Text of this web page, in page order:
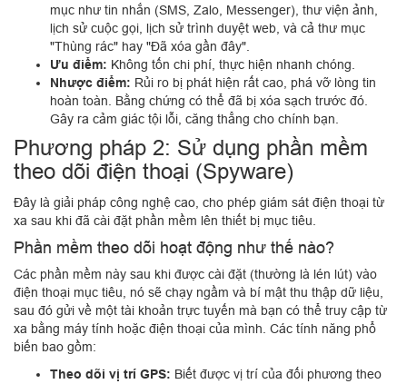
mục như tin nhắn (SMS, Zalo, Messenger), thư viện ảnh,
lịch sử cuộc gọi, lịch sử trình duyệt web, và cả thư mục
"Thùng rác" hay "Đã xóa gần đây".
Ưu điểm: Không tốn chi phí, thực hiện nhanh chóng.
Nhược điểm: Rủi ro bị phát hiện rất cao, phá vỡ lòng tin
hoàn toàn. Bằng chứng có thể đã bị xóa sạch trước đó.
Gây ra cảm giác tội lỗi, căng thẳng cho chính bạn.
Phương pháp 2: Sử dụng phần mềm
theo dõi điện thoại (Spyware)
Đây là giải pháp công nghệ cao, cho phép giám sát điện thoại từ
xa sau khi đã cài đặt phần mềm lên thiết bị mục tiêu.
Phần mềm theo dõi hoạt động như thế nào?
Các phần mềm này sau khi được cài đặt (thường là lén lút) vào
điện thoại mục tiêu, nó sẽ chạy ngầm và bí mật thu thập dữ liệu,
sau đó gửi về một tài khoản trực tuyến mà bạn có thể truy cập từ
xa bằng máy tính hoặc điện thoại của mình. Các tính năng phổ
biến bao gồm:
Theo dõi vị trí GPS: Biết được vị trí của đối phương theo